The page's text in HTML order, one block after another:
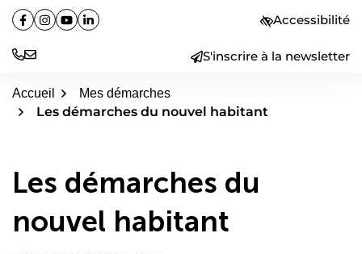
Aller
au
contenu
S'inscrire à la newsletter
Facebook
(ouverture dans un nouvel onglet)
Instagram
(ouverture dans un nouvel onglet)
YouTube
(ouverture dans un nouvel onglet)
Linkedin
(ouverture dans un nouvel onglet) Accessibilité
Accueil Mes démarches
Les démarches du nouvel habitant
Les démarches du
nouvel habitant